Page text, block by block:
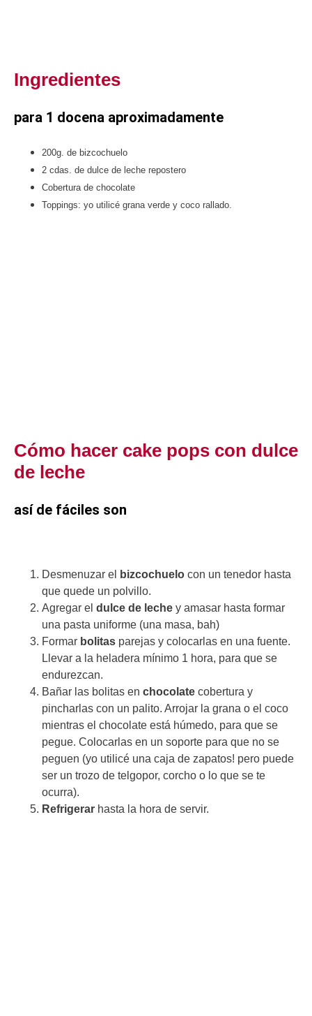
Ingredientes
para 1 docena aproximadamente
200g. de bizcochuelo
2 cdas. de dulce de leche repostero
Cobertura de chocolate
Toppings: yo utilicé grana verde y coco rallado.
Cómo hacer cake pops con dulce
de leche
así de fáciles son
Desmenuzar el bizcochuelo con un tenedor hasta
que quede un polvillo.
Agregar el dulce de leche y amasar hasta formar
una pasta uniforme (una masa, bah)
Formar bolitas parejas y colocarlas en una fuente.
Llevar a la heladera mínimo 1 hora, para que se
endurezcan.
Bañar las bolitas en chocolate cobertura y
pincharlas con un palito. Arrojar la grana o el coco
mientras el chocolate está húmedo, para que se
pegue. Colocarlas en un soporte para que no se
peguen (yo utilicé una caja de zapatos! pero puede
ser un trozo de telgopor, corcho o lo que se te
ocurra).
Refrigerar hasta la hora de servir.